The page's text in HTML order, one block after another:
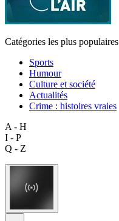
Catégories les plus populaires
Sports
Humour
Culture et société
Actualités
Crime : histoires vraies
A - H
I - P
Q - Z